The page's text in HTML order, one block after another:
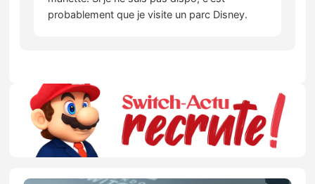
probablement que je visite un parc Disney.